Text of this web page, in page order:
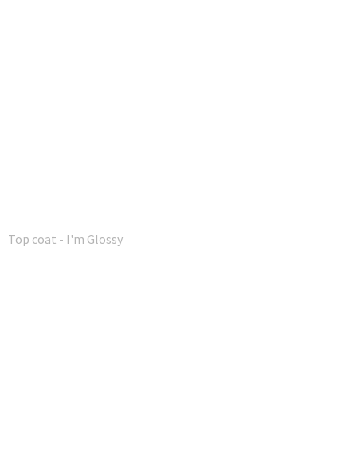
Top coat - I'm Glossy